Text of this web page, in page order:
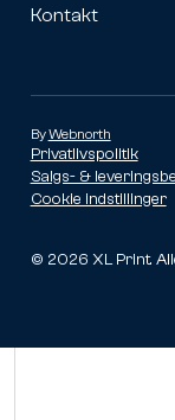
Kontakt
© 2026 XL Print.
ByWebnorth
Privatlivspolitik
Salgs- &
Cookie indstillinger